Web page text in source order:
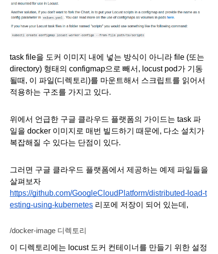
task file을 도커 이미지 내에 넣는 방식이 아니라 file (또는
directory) 형태의 configmap으로 빼서, locust pod가 기동
될때, 이 파일(디렉토리)를 마운트해서 스크립트를 읽어서
적용하는 구조를 가지고 있다.
위에서 언급한 구글 클라우드 플랫폼의 가이드는 task 파
일을 docker 이미지로 매번 빌드하기 때문에, 다소 설치가
복잡해질 수 있다는 단점이 있다.
그러면 구글 클라우드 플랫폼에서 제공하는 예제 파일들을
살펴보자
https://github.com/GoogleCloudPlatform/distributed-load-t
esting-using-kubernetes 리포에 저장이 되어 있는데,
/docker-image 디렉토리
이 디렉토리에는 locust 도커 컨테이너를 만들기 위한 설정